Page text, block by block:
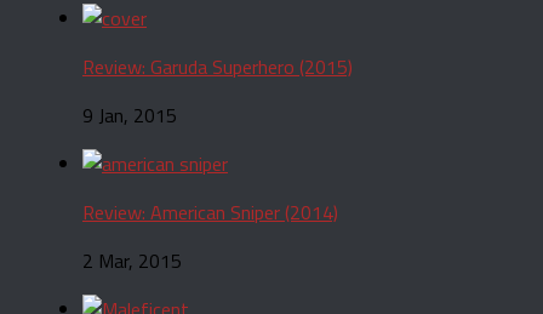
Review: Garuda Superhero (2015)
9 Jan, 2015
Review: American Sniper (2014)
2 Mar, 2015